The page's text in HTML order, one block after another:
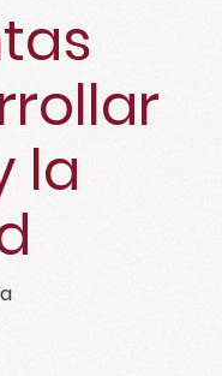
la